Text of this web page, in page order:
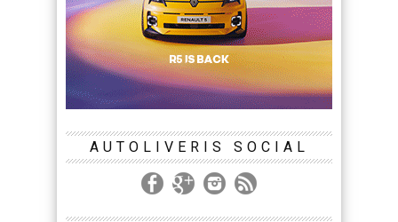
AUTOLIVERIS SOCIAL